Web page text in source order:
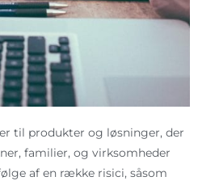
til produkter og løsninger, der
familier, og virksomheder
af en række risici, såsom